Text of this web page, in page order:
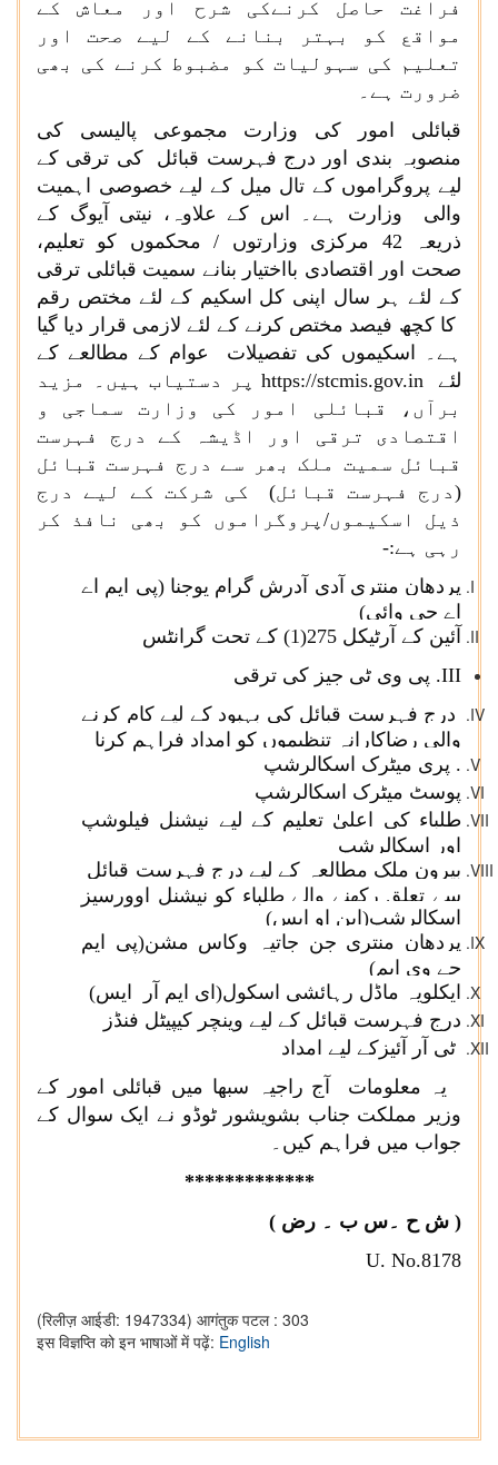
فراغت حاصل کرنےکی شرح اور معاش کے
مواقع کو بہتر بنانے کے لیے صحت اور
تعلیم کی سہولیات کو مضبوط کرنے کی بھی
ضرورت ہے۔
قبائلی امور کی وزارت مجموعی پالیسی کی
منصوبہ بندی اور درج فہرست قبائل کی ترقی کے
لیے پروگراموں کے تال میل کے لیے خصوصی اہمیت
والی وزارت ہے۔ اس کے علاوہ، نیتی آیوگ کے
ذریعہ 42 مرکزی وزارتوں / محکموں کو تعلیم،
صحت اور اقتصادی بااختیار بنانے سمیت قبائلی ترقی
کے لئے ہر سال اپنی کل اسکیم کے لئے مختص رقم
کا کچھ فیصد مختص کرنے کے لئے لازمی قرار دیا گیا
ہے۔ اسکیموں کی تفصیلات عوام کے مطالعے کے
لئے https://stcmis.gov.in پر دستیاب ہیں۔ مزید
برآں، قبائلی امور کی وزارت سماجی و
اقتصادی ترقی اور اڈیشہ کے درج فہرست
قبائل سمیت ملک بھر سے درج فہرست قبائل
(درج فہرست قبائل) کی شرکت کے لیے درج
ذیل اسکیموں/پروگراموں کو بھی نافذ کر
رہی ہے:-
پردھان منتری آدی آدرش گرام یوجنا (پی ایم اے
اے جی وائی)
آئین کے آرٹیکل 275(1) کے تحت گرانٹس
III. پی وی ٹی جیز کی ترقی
درج فہرست قبائل کی بہبود کے لیے کام کرنے
والی رضاکارانہ تنظیموں کو امداد فراہم کرنا
. پری میٹرک اسکالرشپ
پوسٹ میٹرک اسکالرشپ
طلباء کی اعلیٰ تعلیم کے لیے نیشنل فیلوشپ
اور اسکالرشپ
بیرون ملک مطالعہ کے لیے درج فہرست قبائل
سے تعلق رکھنے والے طلباء کو نیشنل اوورسیز
اسکالرشپ(این او ایس)
پردھان منتری جن جاتیہ وکاس مشن(پی ایم
جے وی ایم)
ایکلویہ ماڈل رہائشی اسکول(ای ایم آر ایس)
درج فہرست قبائل کے لیے وینچر کیپیٹل فنڈز
ٹی آر آئیزکے لیے امداد
یہ معلومات آج راجیہ سبھا میں قبائلی امور کے
وزیر مملکت جناب بشویشور ٹوڈو نے ایک سوال کے
جواب میں فراہم کیں۔
**********
***
( ش ح ۔س ب ۔ رض (
U. No.8178
(रिलीज़ आईडी: 1947334) आगंतुक पटल : 303
इस विज्ञप्ति को इन भाषाओं में पढ़ें: English